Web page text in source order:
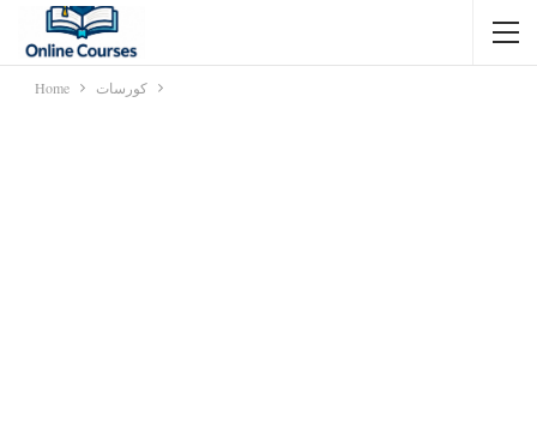
Home كورسات